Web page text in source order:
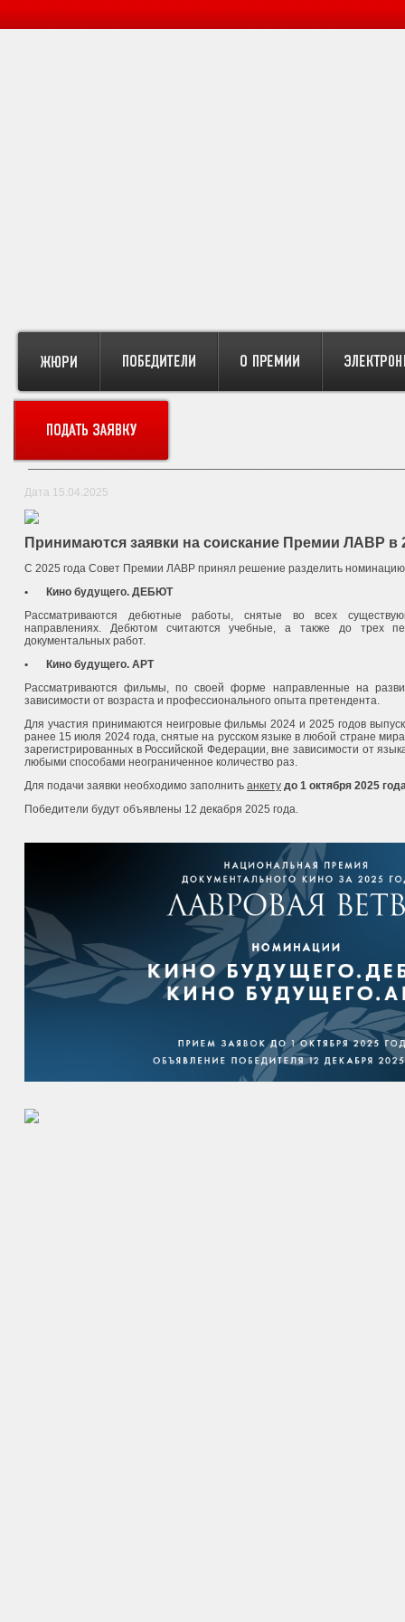
Дата 15.04.2025
Принимаются заявки на соискание Премии ЛАВР в
С 2025 года Совет Премии ЛАВР принял решение разделить номинацию
•
Кино будущего. ДЕБЮТ
Рассматриваются дебютные работы, снятые во всех
направлениях. Дебютом считаются учебные, а также до трех
документальных работ.
•
Кино будущего. АРТ
Рассматриваются фильмы, по своей форме направленные на
зависимости от возраста и профессионального опыта претендента.
Для участия принимаются неигровые фильмы 2024 и 2025 годов
ранее 15 июля 2024 года, снятые на русском языке в любой стране
зарегистрированных в Российской Федерации, вне зависимости от
любыми способами неограниченное количество раз.
Для подачи заявки необходимо заполнить анкету до 1 октября 2025
Победители будут объявлены 12 декабря 2025 года.